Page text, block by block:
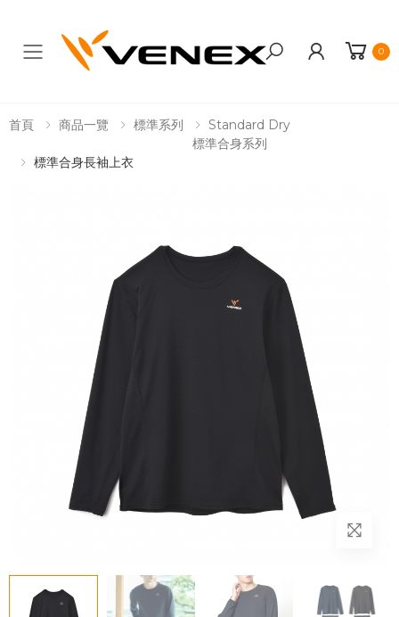
Toggle mobile menu 0
首頁 商品一覽 標準系列
Standard Dry
標準合身系列
標準合身長袖上衣